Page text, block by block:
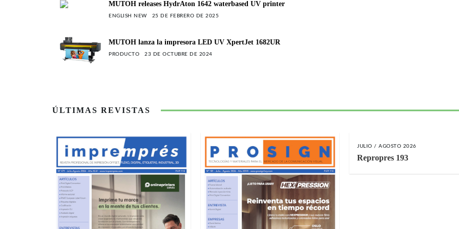
MUTOH releases HydrAton 1642 waterbased UV printer
ENGLISH NEW 25 DE FEBRERO DE 2025
MUTOH lanza la impresora LED UV XpertJet 1682UR
PRODUCTO 23 DE OCTUBRE DE 2024
ÚLTIMAS REVISTAS
JULIO / AGOSTO 2026
Repropres 193